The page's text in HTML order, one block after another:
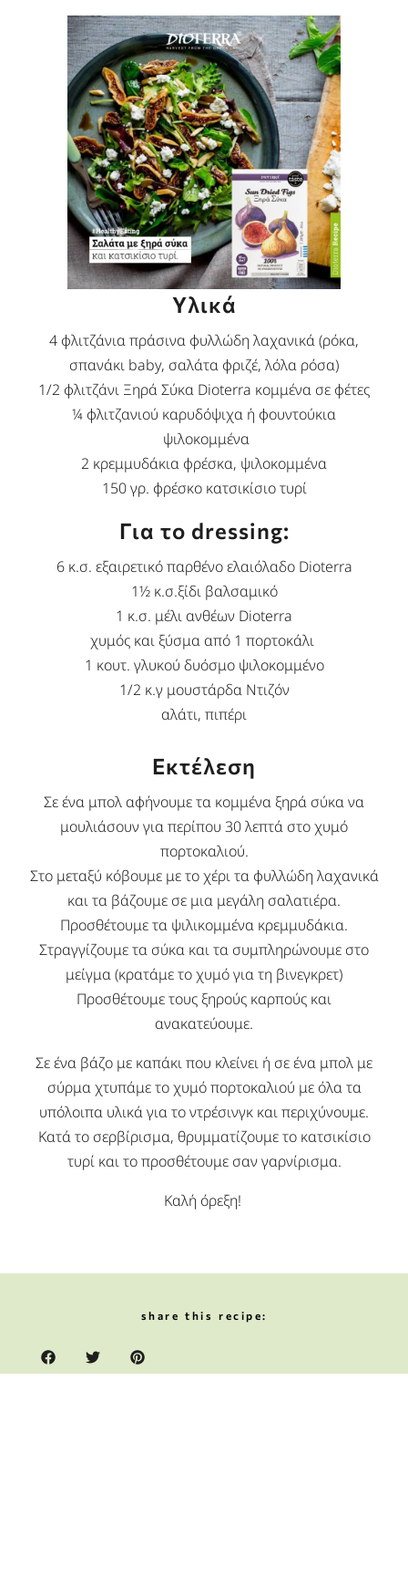
Υλικά
4 φλιτζάνια πράσινα φυλλώδη λαχανικά (ρόκα,
σπανάκι baby, σαλάτα φριζέ, λόλα ρόσα)
1/2 φλιτζάνι Ξηρά Σύκα Dioterra κομμένα σε φέτες
¼ φλιτζανιού καρυδόψιχα ή φουντούκια
ψιλοκομμένα
2 κρεμμυδάκια φρέσκα, ψιλοκομμένα
150 γρ. φρέσκο κατσικίσιο τυρί
Για το dressing:
6 κ.σ. εξαιρετικό παρθένο ελαιόλαδο Dioterra
1½ κ.σ.ξίδι βαλσαμικό
1 κ.σ. μέλι ανθέων Dioterra
χυμός και ξύσμα από 1 πορτοκάλι
1 κουτ. γλυκού δυόσμο ψιλοκομμένο
1/2 κ.γ μουστάρδα Ντιζόν
αλάτι, πιπέρι
Εκτέλεση
Σε ένα μπολ αφήνουμε τα κομμένα ξηρά σύκα να
μουλιάσουν για περίπου 30 λεπτά στο χυμό
πορτοκαλιού.
Στο μεταξύ κόβουμε με το χέρι τα φυλλώδη λαχανικά
και τα βάζουμε σε μια μεγάλη σαλατιέρα.
Προσθέτουμε τα ψιλικομμένα κρεμμυδάκια.
Στραγγίζουμε τα σύκα και τα συμπληρώνουμε στο
μείγμα (κρατάμε το χυμό για τη βινεγκρετ)
Προσθέτουμε τους ξηρούς καρπούς και
ανακατεύουμε.
Σε ένα βάζο με καπάκι που κλείνει ή σε ένα μπολ με
σύρμα χτυπάμε το χυμό πορτοκαλιού με όλα τα
υπόλοιπα υλικά για το ντρέσινγκ και περιχύνουμε.
Κατά το σερβίρισμα, θρυμματίζουμε το κατσικίσιο
τυρί και το προσθέτουμε σαν γαρνίρισμα.
Καλή όρεξη!
share this recipe: